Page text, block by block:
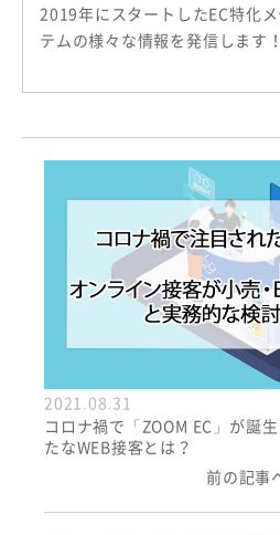
2019年にスタートしたEC特化
テムの様々な情報を発信します！
2021.08.31
コロナ禍で「ZOOM EC」が誕
たなWEB接客とは？
前の記事